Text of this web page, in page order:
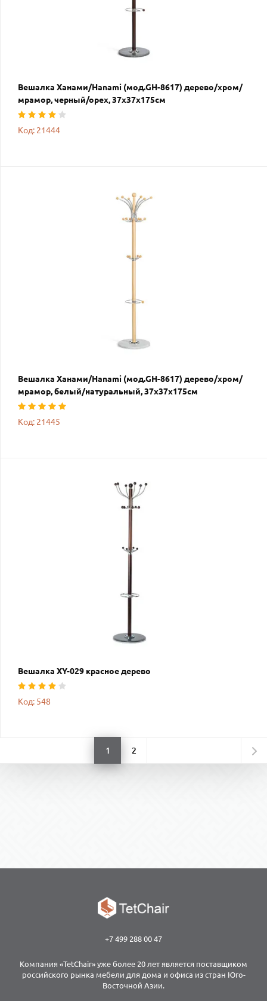
Вешалка Ханами/Hanami (мод.GH-8617) дерево/хром/
мрамор, черный/орех, 37х37х175см
Код: 21444
Вешалка Ханами/Hanami (мод.GH-8617) дерево/хром/
мрамор, белый/натуральный, 37х37х175см
Код: 21445
Вешалка XY-029 красное дерево
Код: 548
1 2
+7 499 288 00 47
Компания «TetChair» уже более 20 лет является поставщиком
российского рынка мебели для дома и офиса из стран Юго-
Восточной Азии.